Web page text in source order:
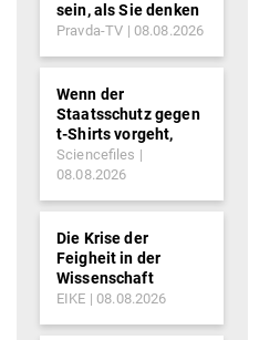
sein, als Sie denken
Pravda-TV 08.08.2026
Wenn der
Staatsschutz gegen
t-Shirts vorgeht,
Sciencefiles
08.08.2026
Die Krise der
Feigheit in der
Wissenschaft
EIKE 08.08.2026